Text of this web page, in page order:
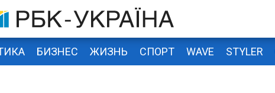
БИЗНЕС ЖИЗНЬ СПОРТ WAVE STYLER